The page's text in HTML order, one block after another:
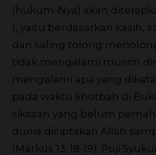
(hukum-Nya) akan
), yaitu berdasarkan kasih,
dan saling tolong
tidak mengalami musim
mengalami apa yang
pada waktu khotbah di
siksaan yang belum
dunia diciptakan Allah
(Markus 13: 18-19). Puji